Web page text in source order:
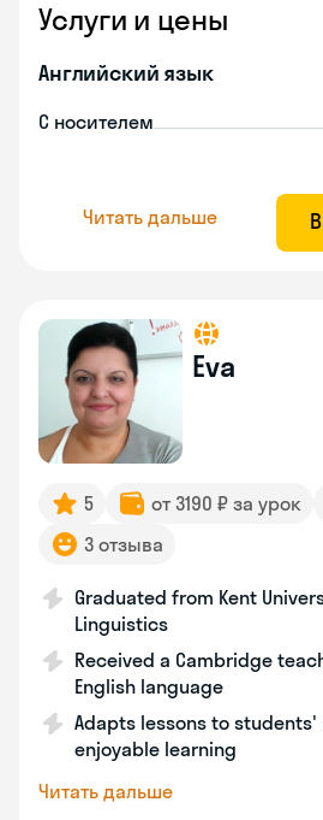
Услуги и цены
Английский язык
С носителем
Читать дальше
Eva
5 от 3190 ₽ за урок
3 отзыва
Graduated from Kent
Linguistics
Received a Cambridge
English language
Adapts lessons to
enjoyable learning
Читать дальше